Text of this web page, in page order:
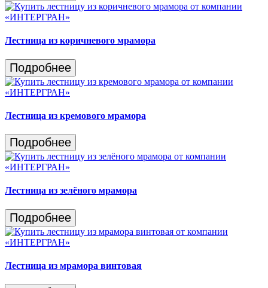
Лестница из коричневого мрамора
Подробнее
Лестница из кремового мрамора
Подробнее
Лестница из зелёного мрамора
Подробнее
Лестница из мрамора винтовая